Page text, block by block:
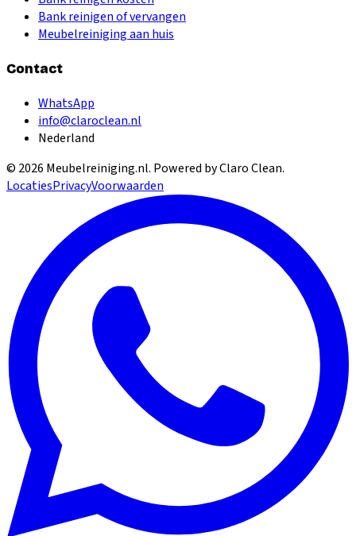
Bank reinigen of vervangen
Meubelreiniging aan huis
Contact
WhatsApp
info@claroclean.nl
Nederland
© 2026 Meubelreiniging.nl. Powered by Claro Clean.
LocatiesPrivacyVoorwaarden